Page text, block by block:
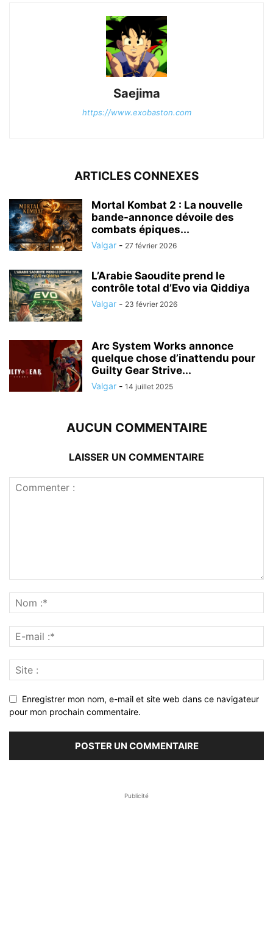
Saejima
https://www.exobaston.com
ARTICLES CONNEXES
Mortal Kombat 2 : La nouvelle
bande-annonce dévoile des
combats épiques...
Valgar - 27 février 2026
L’Arabie Saoudite prend le
contrôle total d’Evo via Qiddiya
Valgar - 23 février 2026
Arc System Works annonce
quelque chose d’inattendu pour
Guilty Gear Strive...
Valgar - 14 juillet 2025
AUCUN COMMENTAIRE
LAISSER UN COMMENTAIRE
Enregistrer mon nom, e-mail et site web dans ce navigateur
pour mon prochain commentaire.
Publicité